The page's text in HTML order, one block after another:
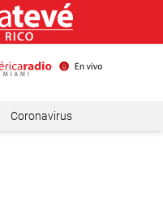
Coronavirus